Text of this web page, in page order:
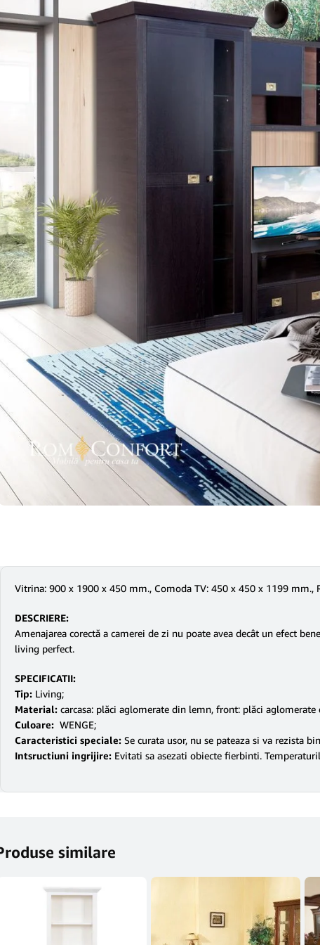
Vitrina: 900 x 1900 x 450 mm., Comoda TV: 450 x 450 x 1199
DESCRIERE:
Amenajarea corectă a camerei de zi nu poate avea decât un efect
living perfect.
SPECIFICATII:
Tip: Living;
Material: carcasa: plăci aglomerate din lemn, front: plăci
Culoare: WENGE;
Caracteristici speciale: Se curata usor, nu se pateaza si va rezista
Intsructiuni ingrijire: Evitati sa asezati obiecte fierbinti.
similare